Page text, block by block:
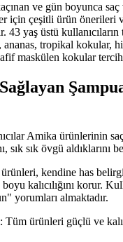
ve gün boyunca saç
için çeşitli ürün önerileri
43 yaş üstü
ananas, tropikal kokular,
maskülen kokular
Amika ürünlerinin
sık sık övgü aldıklarını
ürünleri, kendine has
kalıcılığını korur.
yorumları almaktadır.
: Tüm ürünleri güçlü ve